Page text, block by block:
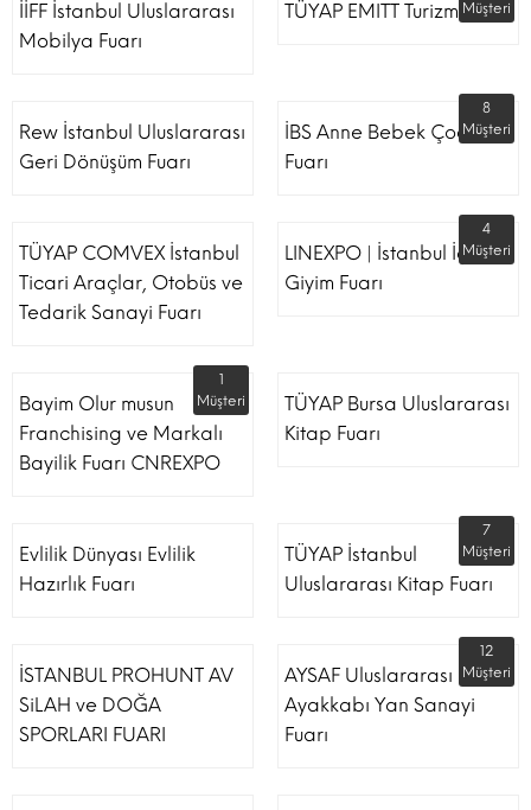
İİFF İstanbul Uluslararası
Mobilya Fuarı
TÜYAP EMITT Turizm Fuarı
Müşteri
Rew İstanbul Uluslararası
Geri Dönüşüm Fuarı
İBS Anne Bebek Çocuk
Fuarı
8
Müşteri
TÜYAP COMVEX İstanbul
Ticari Araçlar, Otobüs ve
Tedarik Sanayi Fuarı
LINEXPO | İstanbul İç
Giyim Fuarı
4
Müşteri
Bayim Olur musun
Franchising ve Markalı
Bayilik Fuarı CNREXPO
1
Müşteri
TÜYAP Bursa Uluslararası
Kitap Fuarı
Evlilik Dünyası Evlilik
Hazırlık Fuarı
TÜYAP İstanbul
Uluslararası Kitap Fuarı
7
Müşteri
İSTANBUL PROHUNT AV
SiLAH ve DOĞA
SPORLARI FUARI
AYSAF Uluslararası
Ayakkabı Yan Sanayi
Fuarı
12
Müşteri